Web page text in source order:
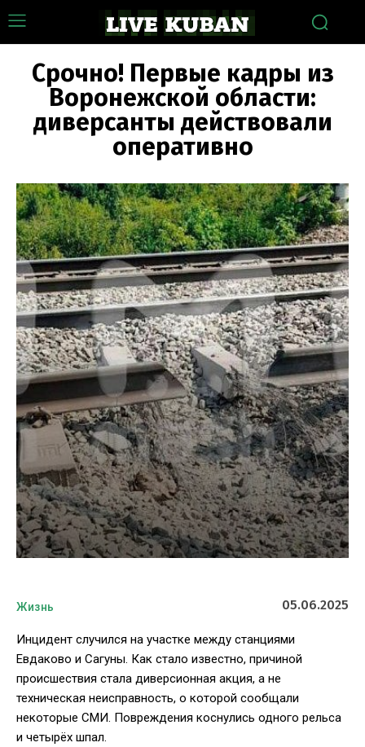
Срочно! Первые кадры из
Воронежской области:
диверсанты действовали
оперативно
Жизнь 05.06.2025
Инцидент случился на участке между станциями
Евдаково и Сагуны. Как стало известно, причиной
происшествия стала диверсионная акция, а не
техническая неисправность, о которой сообщали
некоторые СМИ. Повреждения коснулись одного рельса
и четырёх шпал.